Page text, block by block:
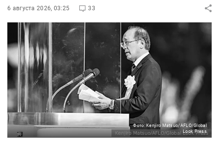
6 августа 2026, 03:25 33
Фото: Kenjiro Matsuo/AFLO/Global
Look Press